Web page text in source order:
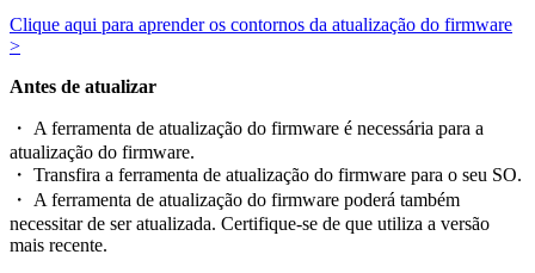
Clique aqui para aprender os contornos da atualização do firmware
>
Antes de atualizar
・ A ferramenta de atualização do firmware é necessária para a
atualização do firmware.
・ Transfira a ferramenta de atualização do firmware para o seu SO.
・ A ferramenta de atualização do firmware poderá também
necessitar de ser atualizada. Certifique-se de que utiliza a versão
mais recente.